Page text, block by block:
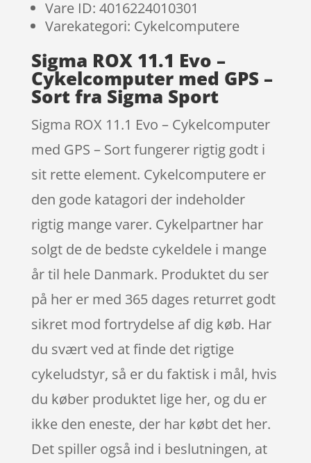
Vare ID: 4016224010301
Varekategori: Cykelcomputere
Sigma ROX 11.1 Evo –
Cykelcomputer med GPS –
Sort fra Sigma Sport
Sigma ROX 11.1 Evo – Cykelcomputer
med GPS – Sort fungerer rigtig godt i
sit rette element. Cykelcomputere er
den gode katagori der indeholder
rigtig mange varer. Cykelpartner har
solgt de de bedste cykeldele i mange
år til hele Danmark. Produktet du ser
på her er med 365 dages returret godt
sikret mod fortrydelse af dig køb. Har
du svært ved at finde det rigtige
cykeludstyr, så er du faktisk i mål, hvis
du køber produktet lige her, og du er
ikke den eneste, der har købt det her.
Det spiller også ind i beslutningen, at